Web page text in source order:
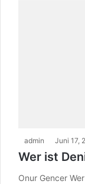
admin Juni 17,
Wer ist
Onur Gencer